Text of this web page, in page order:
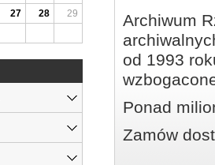
Archiwum
od 1993
Ponad
Zamów
27 28
29